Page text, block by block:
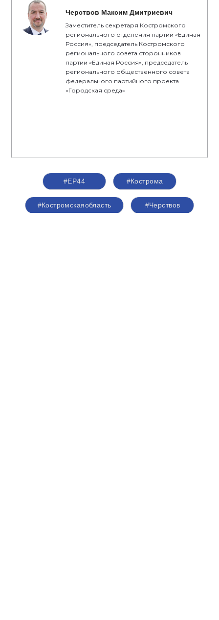
Черствов Максим Дмитриевич
Заместитель секретаря Костромского
регионального отделения партии «Единая
Россия», председатель Костромского
регионального совета сторонников
партии «Единая Россия», председатель
регионального общественного совета
федерального партийного проекта
«Городская среда»
#ЕР44 #Кострома
#Костромскаяобласть #Черствов